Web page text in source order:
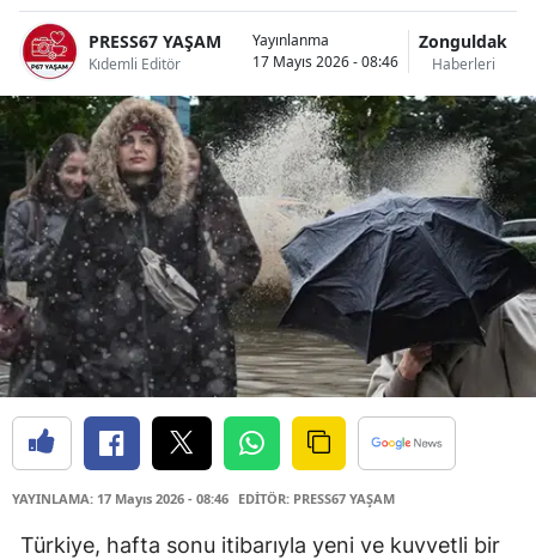
PRESS67 YAŞAM
Kıdemli Editör
Yayınlanma
17 Mayıs 2026 - 08:46
Zonguldak
Haberleri
YAYINLAMA: 17 Mayıs 2026 - 08:46 EDİTÖR: PRESS67 YAŞAM
Türkiye, hafta sonu itibarıyla yeni ve kuvvetli bir